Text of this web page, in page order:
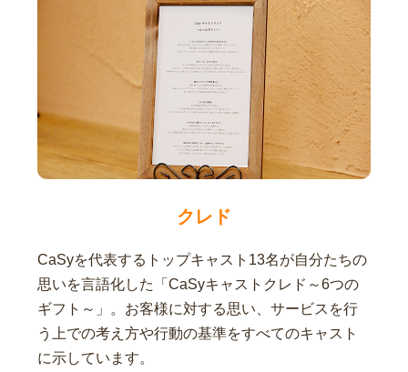
クレド
CaSyを代表するトップキャスト13名が自分たちの
思いを言語化した「CaSyキャストクレド～6つの
ギフト～」。お客様に対する思い、サービスを行
う上での考え方や行動の基準をすべてのキャスト
に示しています。